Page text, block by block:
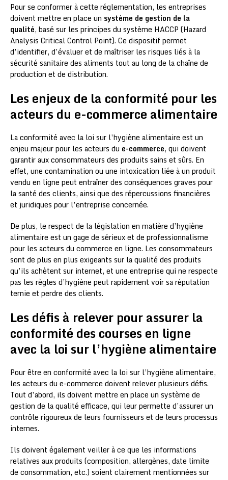
Pour se conformer à cette réglementation, les entreprises
doivent mettre en place un système de gestion de la
qualité, basé sur les principes du système HACCP (Hazard
Analysis Critical Control Point). Ce dispositif permet
d’identifier, d’évaluer et de maîtriser les risques liés à la
sécurité sanitaire des aliments tout au long de la chaîne de
production et de distribution.
Les enjeux de la conformité pour les
acteurs du e-commerce alimentaire
La conformité avec la loi sur l’hygiène alimentaire est un
enjeu majeur pour les acteurs du e-commerce, qui doivent
garantir aux consommateurs des produits sains et sûrs. En
effet, une contamination ou une intoxication liée à un produit
vendu en ligne peut entraîner des conséquences graves pour
la santé des clients, ainsi que des répercussions financières
et juridiques pour l’entreprise concernée.
De plus, le respect de la législation en matière d’hygiène
alimentaire est un gage de sérieux et de professionnalisme
pour les acteurs du commerce en ligne. Les consommateurs
sont de plus en plus exigeants sur la qualité des produits
qu’ils achètent sur internet, et une entreprise qui ne respecte
pas les règles d’hygiène peut rapidement voir sa réputation
ternie et perdre des clients.
Les défis à relever pour assurer la
conformité des courses en ligne
avec la loi sur l’hygiène alimentaire
Pour être en conformité avec la loi sur l’hygiène alimentaire,
les acteurs du e-commerce doivent relever plusieurs défis.
Tout d’abord, ils doivent mettre en place un système de
gestion de la qualité efficace, qui leur permette d’assurer un
contrôle rigoureux de leurs fournisseurs et de leurs processus
internes.
Ils doivent également veiller à ce que les informations
relatives aux produits (composition, allergènes, date limite
de consommation, etc.) soient clairement mentionnées sur